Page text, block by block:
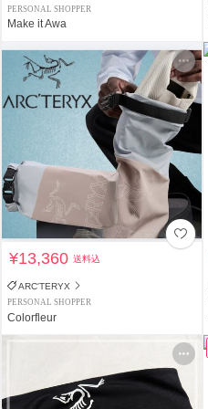
PERSONAL SHOPPER
Make it Awa
¥13,360送料込
ARC'TERYX
PERSONAL SHOPPER
Colorfleur